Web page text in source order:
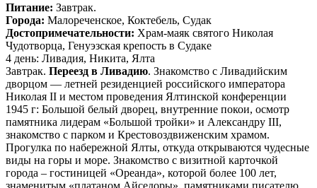
Питание: Завтрак.
Города: Малореченское, Коктебель, Судак
Достопримечательности: Храм-маяк святого Николая
Чудотворца, Генуэзская крепость в Судаке
4 день: Ливадия, Никита, Ялта
Завтрак. Переезд в Ливадию. Знакомство с Ливадийским
дворцом — летней резиденцией российского императора
Николая II и местом проведения Ялтинской конференции
1945 г: Большой белый дворец, внутренние покои, осмотр
памятника лидерам «Большой тройки» и Александру III,
знакомство с парком и Крестовоздвиженским храмом.
Прогулка по набережной Ялты, откуда открываются чудесные
виды на горы и море. Знакомство с визитной карточкой
города – гостиницей «Ореанда», которой более 100 лет,
знаменитым «платаном Айседоры», памятниками писателю